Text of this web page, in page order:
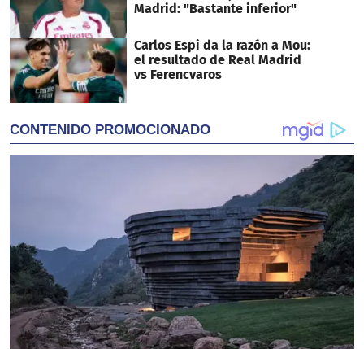
Madrid: "Bastante inferior"
Carlos Espi da la razón a Mou:
el resultado de Real Madrid
vs Ferencvaros